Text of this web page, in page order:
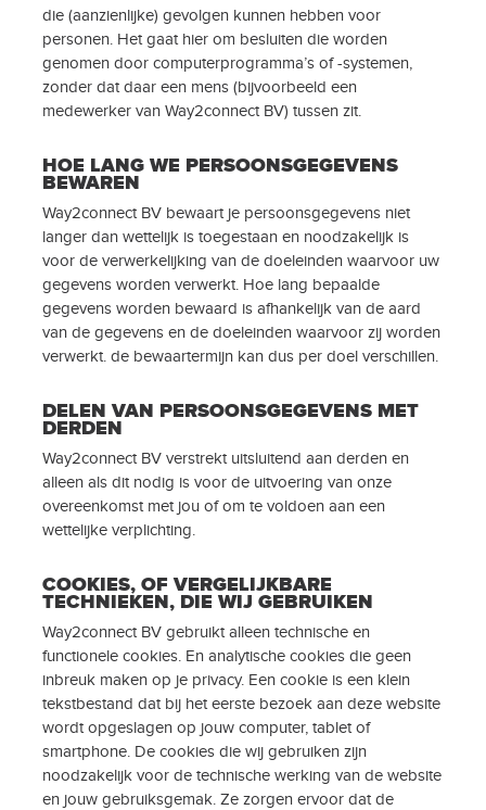
die (aanzienlijke) gevolgen kunnen hebben voor
personen. Het gaat hier om besluiten die worden
genomen door computerprogramma’s of -systemen,
zonder dat daar een mens (bijvoorbeeld een
medewerker van Way2connect BV) tussen zit.
HOE LANG WE PERSOONSGEGEVENS
BEWAREN
Way2connect BV bewaart je persoonsgegevens niet
langer dan wettelijk is toegestaan en noodzakelijk is
voor de verwerkelijking van de doeleinden waarvoor uw
gegevens worden verwerkt. Hoe lang bepaalde
gegevens worden bewaard is afhankelijk van de aard
van de gegevens en de doeleinden waarvoor zij worden
verwerkt. de bewaartermijn kan dus per doel verschillen.
DELEN VAN PERSOONSGEGEVENS MET
DERDEN
Way2connect BV verstrekt uitsluitend aan derden en
alleen als dit nodig is voor de uitvoering van onze
overeenkomst met jou of om te voldoen aan een
wettelijke verplichting.
COOKIES, OF VERGELIJKBARE
TECHNIEKEN, DIE WIJ GEBRUIKEN
Way2connect BV gebruikt alleen technische en
functionele cookies. En analytische cookies die geen
inbreuk maken op je privacy. Een cookie is een klein
tekstbestand dat bij het eerste bezoek aan deze website
wordt opgeslagen op jouw computer, tablet of
smartphone. De cookies die wij gebruiken zijn
noodzakelijk voor de technische werking van de website
en jouw gebruiksgemak. Ze zorgen ervoor dat de